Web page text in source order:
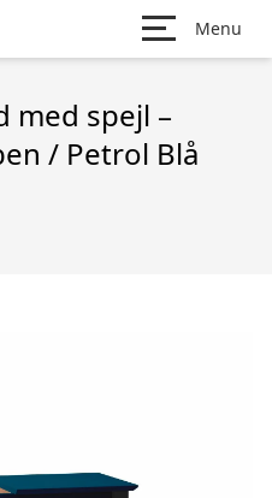
Menu
med spejl –
/ Petrol Blå